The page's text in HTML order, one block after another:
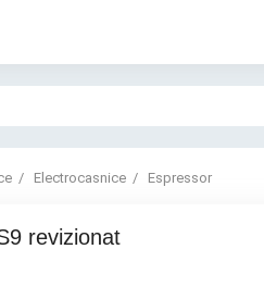
Electrocasnice Espressor
revizionat